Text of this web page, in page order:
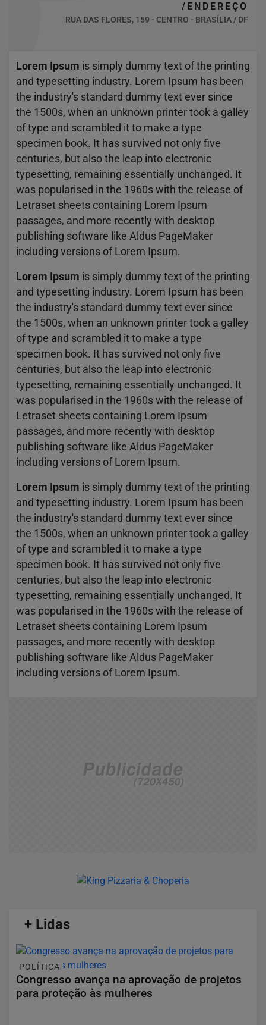
/ENDEREÇO
RUA DAS FLORES, 159 - CENTRO - BRASÍLIA / DF
Lorem Ipsum is simply dummy text of the printing
and typesetting industry. Lorem Ipsum has been
the industry's standard dummy text ever since
the 1500s, when an unknown printer took a galley
of type and scrambled it to make a type
specimen book. It has survived not only five
centuries, but also the leap into electronic
typesetting, remaining essentially unchanged. It
was popularised in the 1960s with the release of
Letraset sheets containing Lorem Ipsum
passages, and more recently with desktop
publishing software like Aldus PageMaker
including versions of Lorem Ipsum.
Lorem Ipsum is simply dummy text of the printing
and typesetting industry. Lorem Ipsum has been
the industry's standard dummy text ever since
the 1500s, when an unknown printer took a galley
of type and scrambled it to make a type
specimen book. It has survived not only five
centuries, but also the leap into electronic
typesetting, remaining essentially unchanged. It
was popularised in the 1960s with the release of
Letraset sheets containing Lorem Ipsum
passages, and more recently with desktop
publishing software like Aldus PageMaker
including versions of Lorem Ipsum.
Lorem Ipsum is simply dummy text of the printing
and typesetting industry. Lorem Ipsum has been
the industry's standard dummy text ever since
the 1500s, when an unknown printer took a galley
of type and scrambled it to make a type
specimen book. It has survived not only five
centuries, but also the leap into electronic
typesetting, remaining essentially unchanged. It
was popularised in the 1960s with the release of
Letraset sheets containing Lorem Ipsum
passages, and more recently with desktop
publishing software like Aldus PageMaker
including versions of Lorem Ipsum.
+ Lidas
POLÍTICA
Congresso avança na aprovação de projetos
para proteção às mulheres